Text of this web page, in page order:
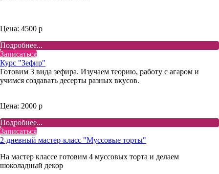
Цена: 4500 р
Подробнее...
Записаться
Курс "Зефир"
Готовим 3 вида зефира. Изучаем теорию, работу с агаром и
учимся создавать десерты разных вкусов.
Цена: 2000 р
Подробнее...
Записаться
2-дневный мастер-класс "Муссовые торты"
На мастер классе готовим 4 муссовых торта и делаем
шоколадный декор